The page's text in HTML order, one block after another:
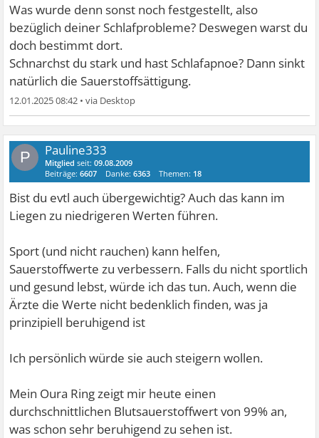
Was wurde denn sonst noch festgestellt, also
bezüglich deiner Schlafprobleme? Deswegen warst du
doch bestimmt dort.
Schnarchst du stark und hast Schlafapnoe? Dann sinkt
natürlich die Sauerstoffsättigung.
12.01.2025 08:42 •
P Pauline333
Mitglied seit:09.08.2009
Beiträge:6607 Danke:6363 Themen: 18
Bist du evtl auch übergewichtig? Auch das kann im
Liegen zu niedrigeren Werten führen.
Sport (und nicht rauchen) kann helfen,
Sauerstoffwerte zu verbessern. Falls du nicht sportlich
und gesund lebst, würde ich das tun. Auch, wenn die
Ärzte die Werte nicht bedenklich finden, was ja
prinzipiell beruhigend ist
Ich persönlich würde sie auch steigern wollen.
Mein Oura Ring zeigt mir heute einen
durchschnittlichen Blutsauerstoffwert von 99% an,
was schon sehr beruhigend zu sehen ist.